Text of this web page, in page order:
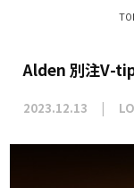
Alden 別注V-
2023.12.13